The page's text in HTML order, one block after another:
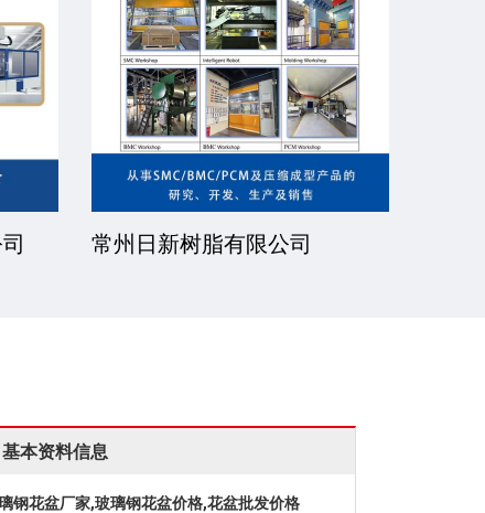
常州日新树脂有限公司
本资料信息
钢花盆厂家,玻璃钢花盆价格,花盆批发价格